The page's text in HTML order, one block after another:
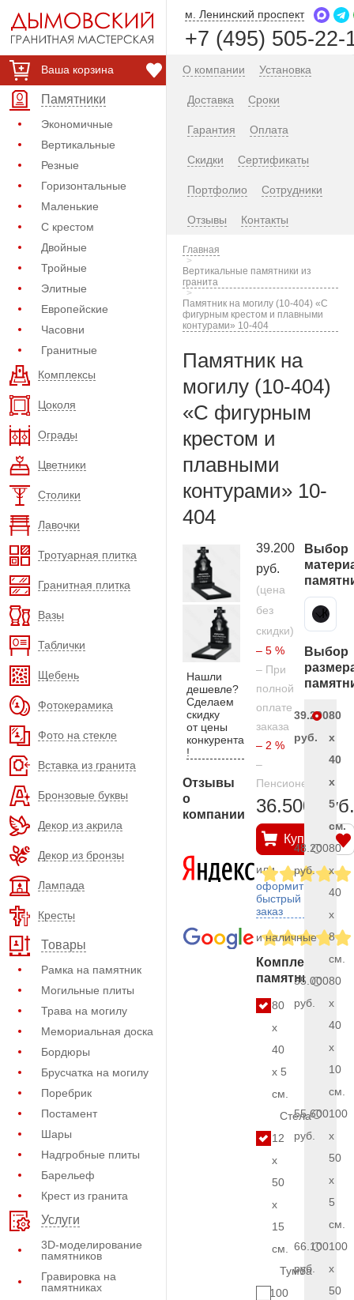
Ваша корзина
Памятники
Экономичные
Вертикальные
Резные
Горизонтальные
Маленькие
С крестом
Двойные
Тройные
Элитные
Европейские
Часовни
Гранитные
Комплексы
Цоколя
Ограды
Цветники
Столики
Лавочки
Тротуарная плитка
Гранитная плитка
Вазы
Таблички
Щебень
Фотокерамика
Фото на стекле
Вставка из гранита
Бронзовые буквы
Декор из акрила
Декор из бронзы
Лампада
Кресты
Товары
Рамка на памятник
Могильные плиты
Трава на могилу
Мемориальная доска
Бордюры
Брусчатка на могилу
Поребрик
Постамент
Шары
Надгробные плиты
Барельеф
Крест из гранита
Услуги
3D-моделирование
памятников
Гравировка на
памятниках
м. Ленинский проспект
+7 (495) 505-22-
О компании Установка
Доставка Сроки
Гарантия Оплата
Скидки Сертификаты
Портфолио Сотрудники
Отзывы Контакты
Главная
Вертикальные памятники из
гранита
Памятник на могилу (10-404) «С
фигурным крестом и плавными
контурами» 10-404
Памятник на
могилу (10-404)
«С фигурным
крестом и
плавными
контурами» 10-
404
Нашли
дешевле?
Сделаем
скидку
от цены
конкурента
!
Отзывы
о
компании
39.200
руб.
(цена
без
скидки)
– 5 %
– При
полной
оплате
заказа
– 2 %
–
Пенсионерам
36.500 руб.
Купить
или
оформить
быстрый
заказ
и наличные
Комплект
памятника
80
x
40
x 5
см.
Стела
12
x
50
x
15
см.
Тумба
100
Выбор
Карельский гранит
Выбор
39.200
руб.
80
x
40
x
5
см.
48.200
руб.
80
x
40
x
8
см.
55.000
руб.
80
x
40
x
10
см.
55.600
руб.
100
x
50
x
5
см.
66.100
руб.
100
x
50